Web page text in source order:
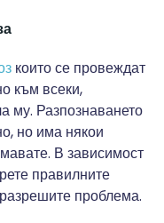
които се провеждат
към всеки,
му. Разпознаването
но има някои
В зависимост
правилните
проблема.